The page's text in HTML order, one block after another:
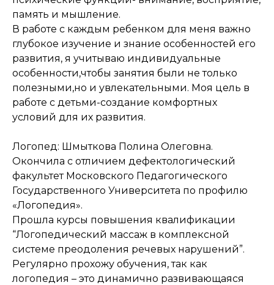
память и мышление.
В работе с каждым ребенком для меня важно
глубокое изучение и знание особенностей его
развития, я учитываю индивидуальные
особенности,чтобы занятия были не только
полезными,но и увлекательными. Моя цель в
работе с детьми-создание комфортных
условий для их развития.
Логопед: Шмыткова Полина Олеговна.
Окончила с отличием дефектологический
факультет Московского Педагогического
Государственного Университета по профилю
«Логопедия».
Прошла курсы повышения квалификации
“Логопедический массаж в комплексной
системе преодоления речевых нарушений”.
Регулярно прохожу обучения, так как
логопедия – это динамично развивающаяся